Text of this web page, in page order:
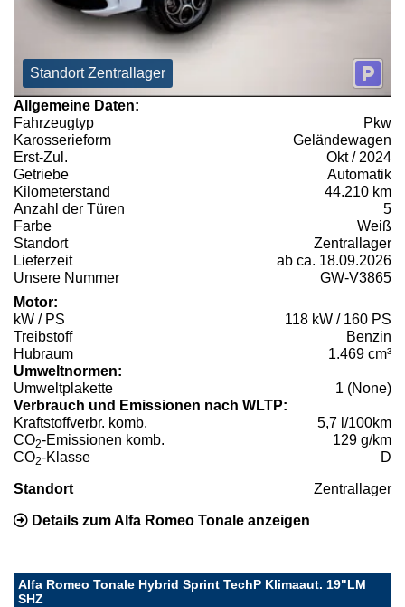
Standort Zentrallager
Allgemeine Daten:
Fahrzeugtyp
Pkw
Karosserieform
Geländewagen
Erst-Zul.
Okt / 2024
Getriebe
Automatik
Kilometerstand
44.210 km
Anzahl der Türen
5
Farbe
Weiß
Standort
Zentrallager
Lieferzeit
ab ca. 18.09.2026
Unsere Nummer
GW-V3865
Motor:
kW / PS
118 kW / 160 PS
Treibstoff
Benzin
Hubraum
1.469 cm³
Umweltnormen:
Umweltplakette
1 (None)
Verbrauch und Emissionen nach WLTP:
Kraftstoffverbr. komb.
5,7 l/100km
CO2-Emissionen komb.
129 g/km
CO2-Klasse D
Standort Zentrallager
Details zum Alfa Romeo Tonale anzeigen
Alfa Romeo Tonale Hybrid Sprint TechP Klimaaut. 19"LM
SHZ